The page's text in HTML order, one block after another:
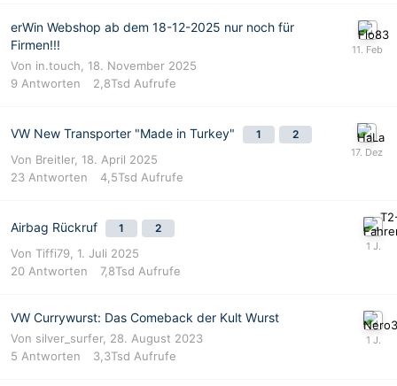
erWin Webshop ab dem 18-12-2025 nur noch für
Firmen!!!
Von in.touch, 18. November 2025
9 Antworten 2,8Tsd Aufrufe
VW New Transporter "Made in Turkey" 1 2
Von Breitler, 18. April 2025
23 Antworten 4,5Tsd Aufrufe
Airbag Rückruf 1 2
Von Tiffi79, 1. Juli 2025
20 Antworten 7,8Tsd Aufrufe
VW Currywurst: Das Comeback der Kult Wurst
Von silver_surfer, 28. August 2023
5 Antworten 3,3Tsd Aufrufe